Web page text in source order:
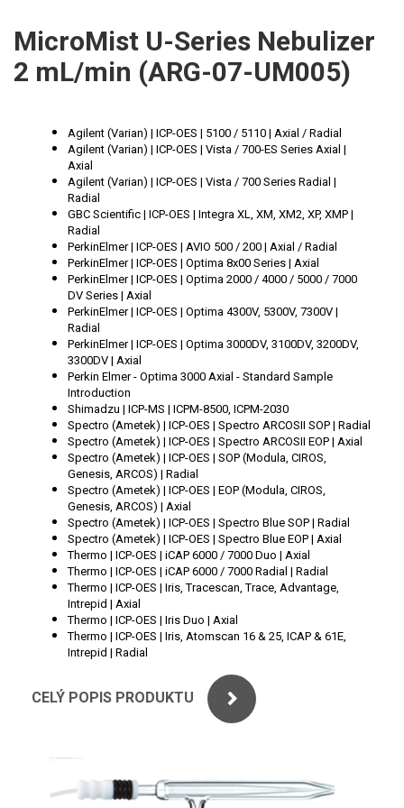
PERKINELMER
SHIMADZU
ANALYTIK JENA
STANDARDY
ICP
AGILENT
THERMO
SPECTRO
PERKINELMER
SHIMADZU
TELEDYNE LEEMAN
HORIBA (JOBIN YVONE)
GBC
ANALYTIK JENA
SPECIÁLNÍ APLIKACE
APLIKACE CETAC
Příprava vzorků
MS/SPM
MicroMist U-Series Nebulizer
2 mL/min (ARG-07-UM005)
Agilent (Varian) | ICP-OES | 5100 / 5110 | Axial / Radial
Agilent (Varian) | ICP-OES | Vista / 700-ES Series Axial |
Axial
Agilent (Varian) | ICP-OES | Vista / 700 Series Radial |
Radial
GBC Scientific | ICP-OES | Integra XL, XM, XM2, XP, XMP |
Radial
PerkinElmer | ICP-OES | AVIO 500 / 200 | Axial / Radial
PerkinElmer | ICP-OES | Optima 8x00 Series | Axial
PerkinElmer | ICP-OES | Optima 2000 / 4000 / 5000 / 7000
DV Series | Axial
PerkinElmer | ICP-OES | Optima 4300V, 5300V, 7300V |
Radial
PerkinElmer | ICP-OES | Optima 3000DV, 3100DV, 3200DV,
3300DV | Axial
Perkin Elmer - Optima 3000 Axial - Standard Sample
Introduction
Shimadzu | ICP-MS | ICPM-8500, ICPM-2030
Spectro (Ametek) | ICP-OES | Spectro ARCOSII SOP | Radial
Spectro (Ametek) | ICP-OES | Spectro ARCOSII EOP | Axial
Spectro (Ametek) | ICP-OES | SOP (Modula, CIROS,
Genesis, ARCOS) | Radial
Spectro (Ametek) | ICP-OES | EOP (Modula, CIROS,
Genesis, ARCOS) | Axial
Spectro (Ametek) | ICP-OES | Spectro Blue SOP | Radial
Spectro (Ametek) | ICP-OES | Spectro Blue EOP | Axial
Thermo | ICP-OES | iCAP 6000 / 7000 Duo | Axial
Thermo | ICP-OES | iCAP 6000 / 7000 Radial | Radial
Thermo | ICP-OES | Iris, Tracescan, Trace, Advantage,
Intrepid | Axial
Thermo | ICP-OES | Iris Duo | Axial
Thermo | ICP-OES | Iris, Atomscan 16 & 25, ICAP & 61E,
Intrepid | Radial
CELÝ POPIS PRODUKTU